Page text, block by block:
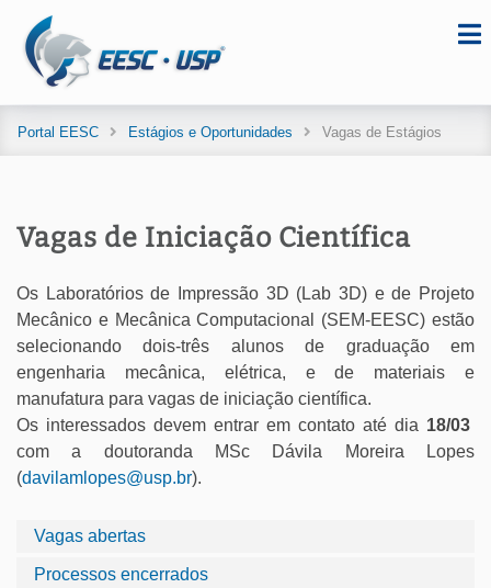
Portal EESC Estágios e Oportunidades Vagas de Estágios
Vagas abertas
Processos encerrados
Vagas de Iniciação Científica
Os Laboratórios de Impressão 3D (Lab 3D) e de Projeto
Mecânico e Mecânica Computacional (SEM-EESC) estão
selecionando dois-três alunos de graduação em
engenharia mecânica, elétrica, e de materiais e
manufatura para vagas de iniciação científica.
Os interessados devem entrar em contato até dia 18/03
com a doutoranda MSc Dávila Moreira Lopes
(davilamlopes@usp.br).